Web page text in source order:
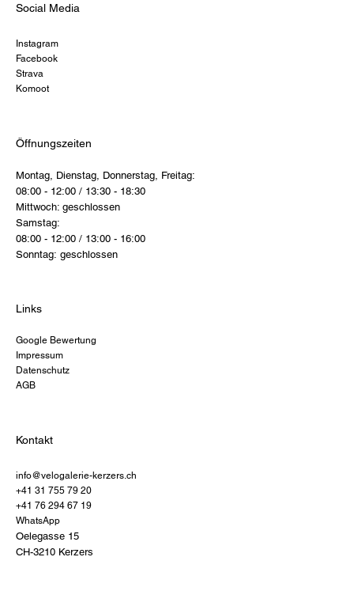
Kontakt
info@velogalerie-kerzers.ch
+41 31 755 79 20
+41 76 294 67 19
WhatsApp
Oelegasse 15
CH-3210 Kerzers
Öffnungszeiten
Montag, Dienstag, Donnerstag, Freitag:
08:00 - 12:00 / 13:30 - 18:30
Mittwoch: geschlossen
Samstag:
08:00 - 12:00 / 13:00 - 16:00
Sonntag: geschlossen
Links
Google Bewertung
Impressum
Datenschutz
AGB
Social Media
Instagram
Facebook
Strava
Komoot